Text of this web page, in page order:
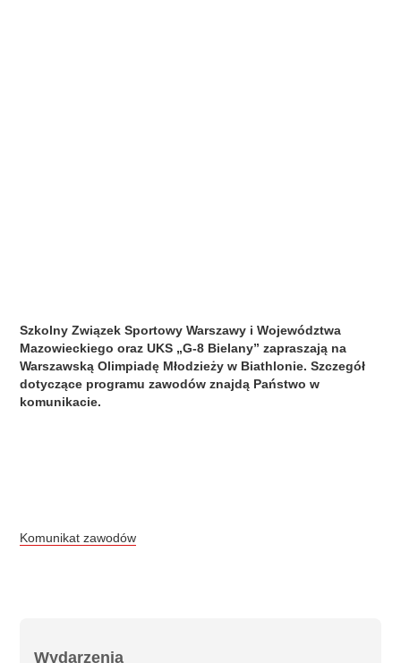
Wydarzenia
Szkolny Związek Sportowy Warszawy i Województwa
Mazowieckiego oraz UKS „G-8 Bielany” zapraszają na
Warszawską Olimpiadę Młodzieży w Biathlonie. Szczegół
dotyczące programu zawodów znajdą Państwo w
komunikacie.
Komunikat zawodów